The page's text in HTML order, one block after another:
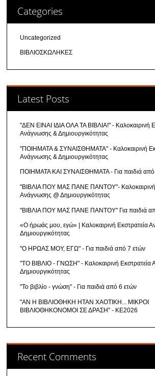
Categories
Uncategorized
ΒΙΒΛΙΟΣΚΩΛΗΚΕΣ
Latest Posts
"ΔΕΝ ΕΙΝΑΙ ΙΔΙΑ ΟΛΑ ΤΑ ΒΙΒΛΙΑ!" - Καλοκαιρινή
Ανάγνωσης & Δημιουργικότητας
"ΠΟΙΗΜΑΤΑ & ΣΥΝΑΙΣΘΗΜΑΤΑ" - Καλοκαιρινή
Ανάγνωσης & Δημιουργικότητας
ΠΟΙΗΜΑΤΑ ΚΑΙ ΣΥΝΑΙΣΘΗΜΑΤΑ - Για παιδιά από
"ΒΙΒΛΙΑ ΠΟΥ ΜΑΣ ΠΑΝΕ ΠΑΝΤΟΥ"- Καλοκαιρινή
Ανάγνωσης @ Δημιουργικότητας
"ΒΙΒΛΙΑ ΠΟΥ ΜΑΣ ΠΑΝΕ ΠΑΝΤΟΥ" Για παιδιά
«Ο ήρωάς μου, εγώ» | Καλοκαιρινή Εκστρατεία
Δημιουργικότητας
"Ο ΗΡΩΑΣ ΜΟΥ, ΕΓΩ" - Για παιδιά από 7 ετών
"ΤΟ ΒΙΒΛΙΟ - ΓΝΩΣΗ" - Καλοκαιρινή Εκστρατεία
Δημιουργικότητας
"Το βιβλίο - γνώση" - Για παιδιά από 6 ετών
"ΑΝ Η ΒΙΒΛΙΟΘΗΚΗ ΗΤΑΝ ΧΑΟΤΙΚΗ... ΜΙΚΡΟΙ
ΒΙΒΛΙΟΘΗΚΟΝΟΜΟΙ ΣΕ ΔΡΑΣΗ" - ΚΕ2026
Recent Comments